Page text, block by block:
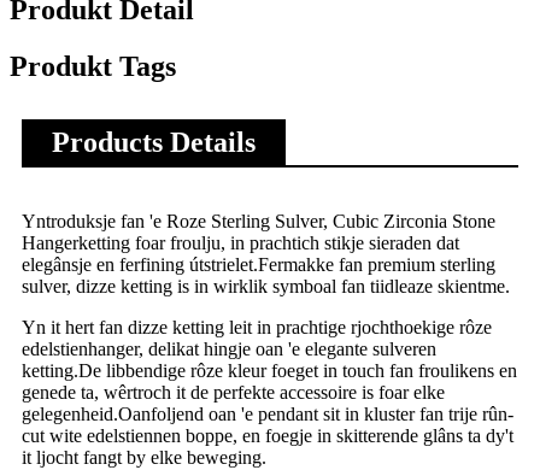
Produkt Detail
Produkt Tags
Products Details
Yntroduksje fan 'e Roze Sterling Sulver, Cubic Zirconia Stone
Hangerketting foar froulju, in prachtich stikje sieraden dat
elegânsje en ferfining útstrielet.Fermakke fan premium sterling
sulver, dizze ketting is in wirklik symboal fan tiidleaze skientme.
Yn it hert fan dizze ketting leit in prachtige rjochthoekige rôze
edelstienhanger, delikat hingje oan 'e elegante sulveren
ketting.De libbendige rôze kleur foeget in touch fan froulikens en
genede ta, wêrtroch it de perfekte accessoire is foar elke
gelegenheid.Oanfoljend oan 'e pendant sit in kluster fan trije rûn-
cut wite edelstiennen boppe, en foegje in skitterende glâns ta dy't
it ljocht fangt by elke beweging.